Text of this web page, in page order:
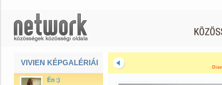
VIVIEN KÉPGALÉRIÁI
Én :)